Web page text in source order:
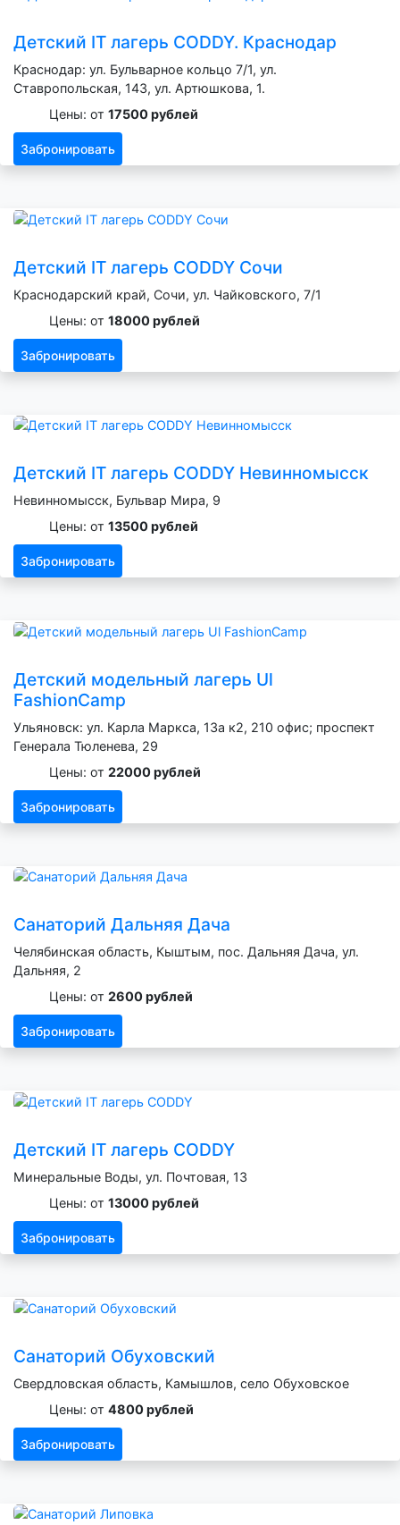
Детский IT лагерь CODDY. Краснодар
Краснодар: ул. Бульварное кольцо 7/1, ул.
Ставропольская, 143, ул. Артюшкова, 1.
Цены: от 17500 рублей
Забронировать
Детский IT лагерь CODDY Сочи
Краснодарский край, Сочи, ул. Чайковского, 7/1
Цены: от 18000 рублей
Забронировать
Детский IT лагерь CODDY Невинномысск
Невинномысск, Бульвар Мира, 9
Цены: от 13500 рублей
Забронировать
Детский модельный лагерь Ul
FashionCamp
Ульяновск: ул. Карла Маркса, 13а к2, 210 офис; проспект
Генерала Тюленева, 29
Цены: от 22000 рублей
Забронировать
Санаторий Дальняя Дача
Челябинская область, Кыштым, пос. Дальняя Дача, ул.
Дальняя, 2
Цены: от 2600 рублей
Забронировать
Детский IT лагерь CODDY
Минеральные Воды, ул. Почтовая, 13
Цены: от 13000 рублей
Забронировать
Санаторий Обуховский
Свердловская область, Камышлов, село Обуховское
Цены: от 4800 рублей
Забронировать